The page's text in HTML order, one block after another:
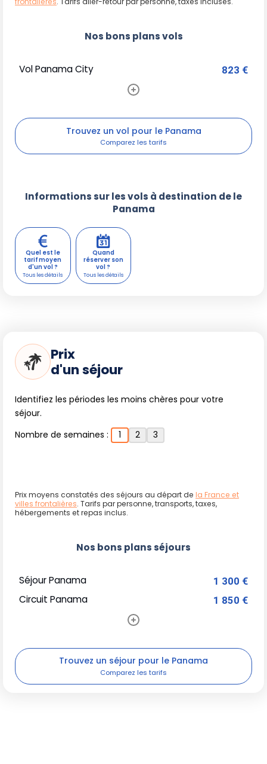
Nos bons plans vols
Vol Panama City 823 €
Trouvez un vol pour le Panama
Informations sur les vols à destination de le
Panama
Quel est le
tarif moyen
d'un vol ?
Quand
réserver son
vol ?
Prix
d'un séjour
Identifiez les périodes les moins chères pour votre
séjour.
Nombre de semaines :
1 2 3
Prix moyens constatés des séjours au départ de la France et
villes frontalières. Tarifs par personne, transports, taxes,
hébergements et repas inclus.
Nos bons plans séjours
Séjour Panama 1 300 €
Circuit Panama 1 850 €
Trouvez un séjour pour le Panama